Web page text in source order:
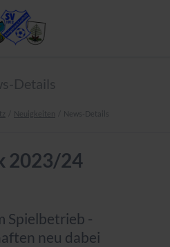
Details
Neuigkeiten News-Details
2023/24
Spielbetrieb -
neu dabei